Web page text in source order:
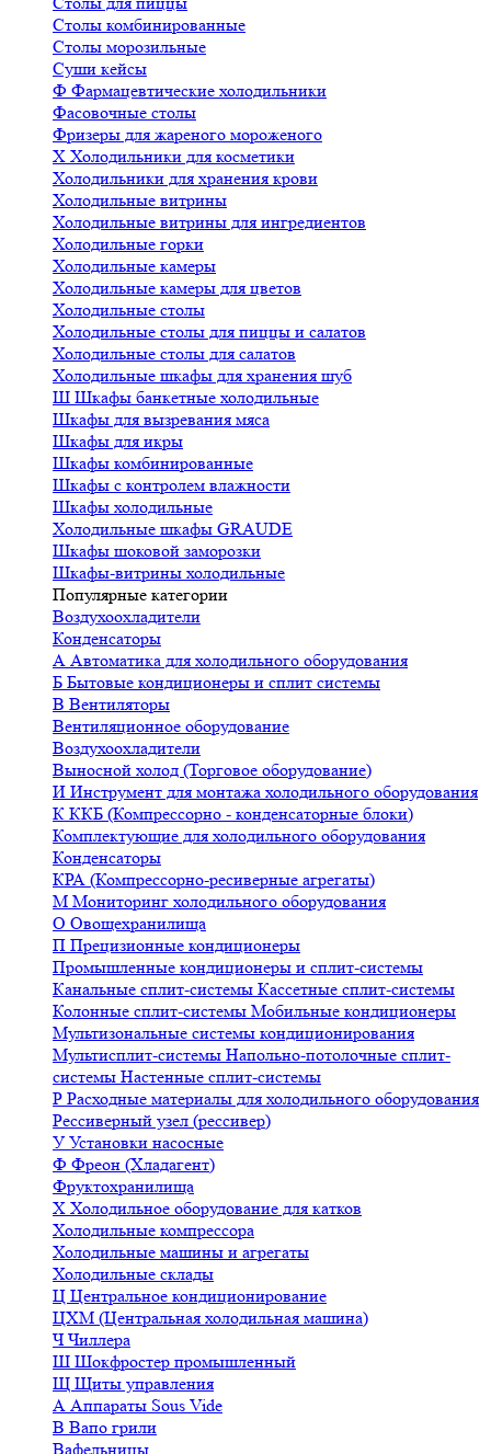
Столы комбинированные
Столы морозильные
Суши кейсы
Ф Фармацевтические холодильники
Фасовочные столы
Фризеры для жареного мороженого
Х Холодильники для косметики
Холодильники для хранения крови
Холодильные витрины
Холодильные витрины для ингредиентов
Холодильные горки
Холодильные камеры
Холодильные камеры для цветов
Холодильные столы
Холодильные столы для пиццы и салатов
Холодильные столы для салатов
Холодильные шкафы для хранения шуб
Ш Шкафы банкетные холодильные
Шкафы для вызревания мяса
Шкафы для икры
Шкафы комбинированные
Шкафы с контролем влажности
Шкафы холодильные
Холодильные шкафы GRAUDE
Шкафы шоковой заморозки
Шкафы-витрины холодильные
Популярные категории
Воздухоохладители
Конденсаторы
А Автоматика для холодильного оборудования
Б Бытовые кондиционеры и сплит системы
В Вентиляторы
Вентиляционное оборудование
Воздухоохладители
Выносной холод (Торговое оборудование)
И Инструмент для монтажа холодильного оборудования
К ККБ (Компрессорно - конденсаторные блоки)
Комплектующие для холодильного оборудования
Конденсаторы
КРА (Компрессорно-ресиверные агрегаты)
М Мониторинг холодильного оборудования
О Овощехранилища
П Прецизионные кондиционеры
Промышленные кондиционеры и сплит-системы
Канальные сплит-системы Кассетные сплит-системы
Колонные сплит-системы Мобильные кондиционеры
Мультизональные системы кондиционирования
Мультисплит-системы Напольно-потолочные сплит-
системы Настенные сплит-системы
Р Расходные материалы для холодильного оборудования
Рессиверный узел (рессивер)
У Установки насосные
Ф Фреон (Хладагент)
Фруктохранилища
Х Холодильное оборудование для катков
Холодильные компрессора
Холодильные машины и агрегаты
Холодильные склады
Ц Центральное кондиционирование
ЦХМ (Центральная холодильная машина)
ЧЧиллера
Ш Шокфростер промышленный
Щ Щиты управления
А Аппараты Sous Vide
В Вапо грили
Вафельницы